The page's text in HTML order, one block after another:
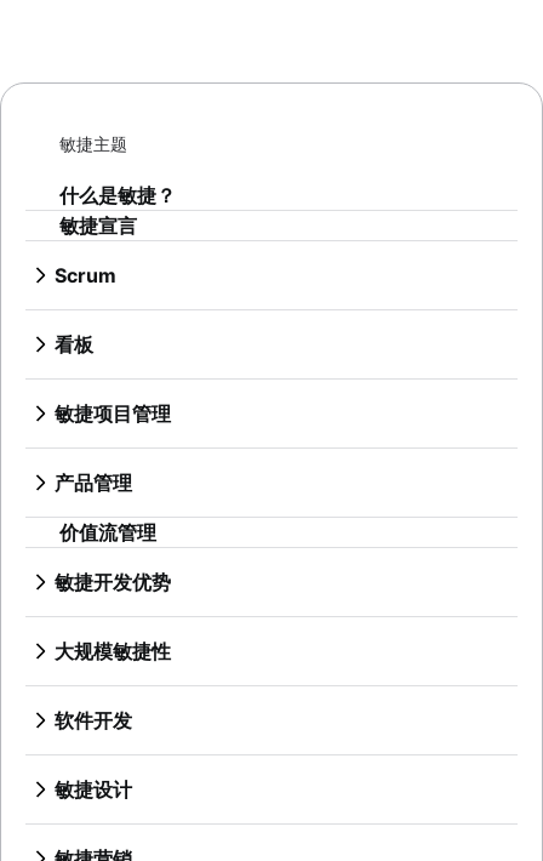
敏捷主题
什么是敏捷？
敏捷宣言
Scrum
什么是 Scrum？
产品待办事项
冲刺审查
每日短会
Agile Retrospectives
分布式 Scrum
Scrum 角色
Scrum 群集
敏捷 Scrum 工件
Scrum 指标
Jira 和 Confluence 中的 Scrum
Scrum 大师与项目经理
看板
什么是看板？
看板
WIP 限制
Kanplan
看板卡
敏捷项目管理
什么是敏捷项目管理？
敏捷方法与瀑布式方法对比分析
人工智能工作流自动化
敏捷长篇故事
用户故事
故事点和估算
敏捷开发指标
甘特图
免费的项目管理软件
项目集经理与项目经理对比分析
项目基线
持续改进
产品管理
什么是产品管理？
产品路线图
产品经理
新任产品经理的建议
产品路线图演示
产品要求
产品分析
远程产品管理
最简可行产品
产品发现
价值流管理
敏捷开发优势
敏捷的优势是什么？
从业务战略到开发
敏捷竞争优势
实现敏捷
大规模敏捷性
什么是规模化敏捷？
管理敏捷项目组合
长期敏捷规划
Scaled Agile Framework
敏捷 Spotify 模型
软件开发
什么是软件开发？
软件开发人员
敏捷设计
什么是敏捷设计？
设计流程